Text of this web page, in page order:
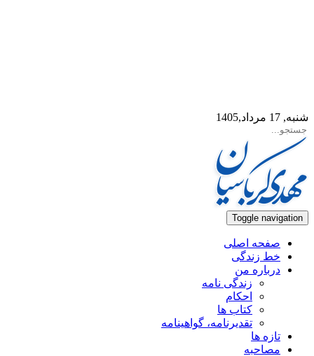
شنبه, 17 مرداد,1405
Toggle navigation
صفحه اصلی
خط زندگی
درباره من
زندگی نامه
احکام
کتاب ها
تقدیرنامه، گواهینامه
تازه ها
مصاحبه